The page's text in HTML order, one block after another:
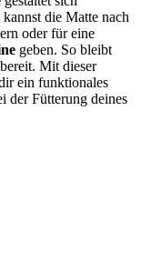
die Matte nach
oder für eine
geben. So bleibt
Mit dieser
ein funktionales
der Fütterung deines